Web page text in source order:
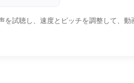
試聴し、速度とピッチを調整して、